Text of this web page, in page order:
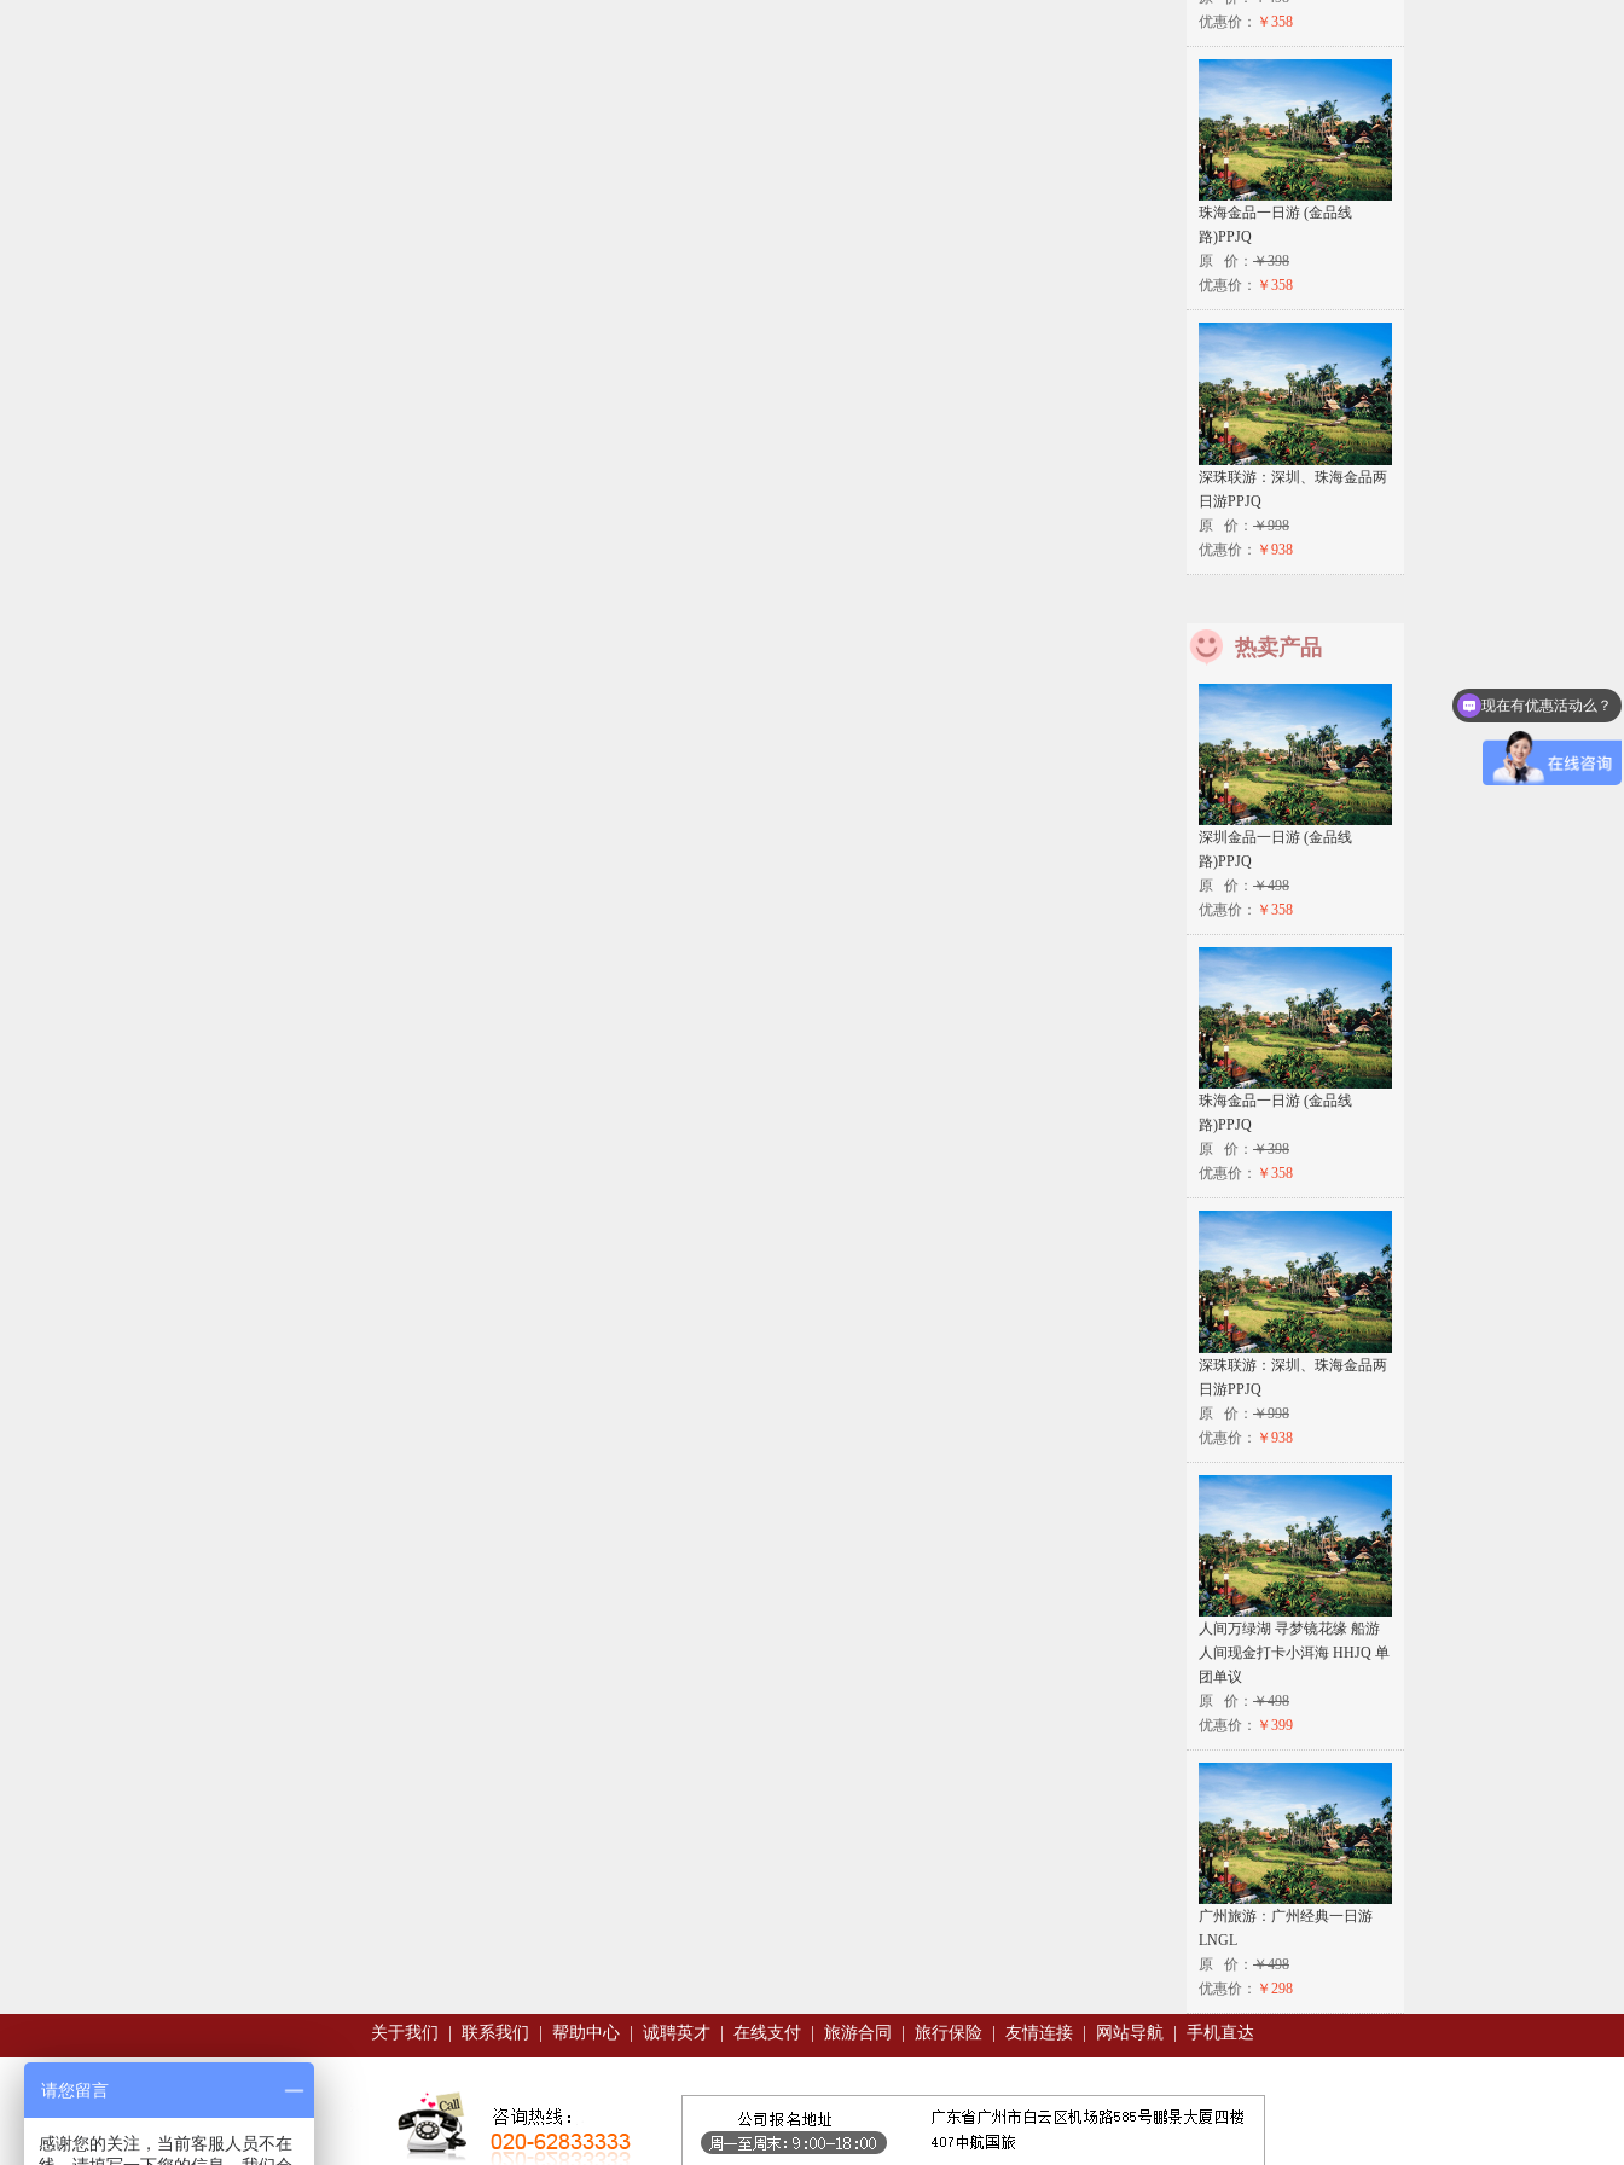
优惠价： ￥358
珠海金品一日游 (金品线
路)PPJQ
原 价： ￥398
优惠价： ￥358
深珠联游：深圳、珠海金品两
日游PPJQ
原 价： ￥998
优惠价： ￥938
热卖产品
深圳金品一日游 (金品线
路)PPJQ
原 价： ￥498
优惠价： ￥358
珠海金品一日游 (金品线
路)PPJQ
原 价： ￥398
优惠价： ￥358
深珠联游：深圳、珠海金品两
日游PPJQ
原 价： ￥998
优惠价： ￥938
人间万绿湖 寻梦镜花缘 船游
人间现金打卡小洱海 HHJQ 单
团单议
原 价： ￥498
优惠价： ￥399
广州旅游：广州经典一日游
LNGL
原 价： ￥498
优惠价： ￥298
关于我们 联系我们 帮助中心 诚聘英才 在线支付 旅游合同 旅行保险 友情连接 网站导航 手机直达
现在有优惠活动么？
请您留言
感谢您的关注，当前客服人员不在